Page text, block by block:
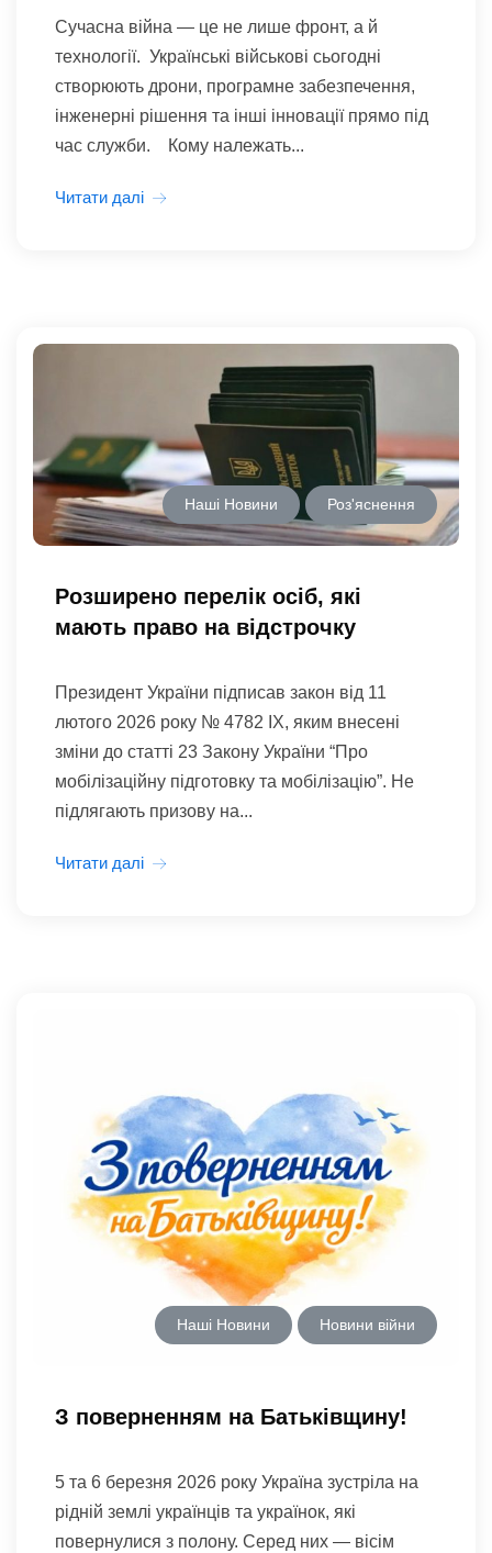
Сучасна війна — це не лише фронт, а й
технології. Українські військові сьогодні
створюють дрони, програмне забезпечення,
інженерні рішення та інші інновації прямо під
час служби. Кому належать...
Читати далі
Наші Новини Роз'яснення
Розширено перелік осіб, які
мають право на відстрочку
Президент України підписав закон від 11
лютого 2026 року № 4782 IX, яким внесені
зміни до статті 23 Закону України “Про
мобілізаційну підготовку та мобілізацію”. Не
підлягають призову на...
Читати далі
Наші Новини Новини війни
З поверненням на Батьківщину!
5 та 6 березня 2026 року Україна зустріла на
рідній землі українців та українок, які
повернулися з полону. Серед них — вісім